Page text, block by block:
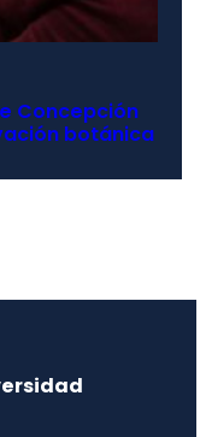
Concepción
botánica